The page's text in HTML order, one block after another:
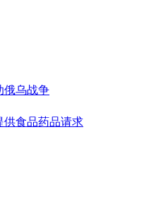
俄乌战争
供食品药品请求